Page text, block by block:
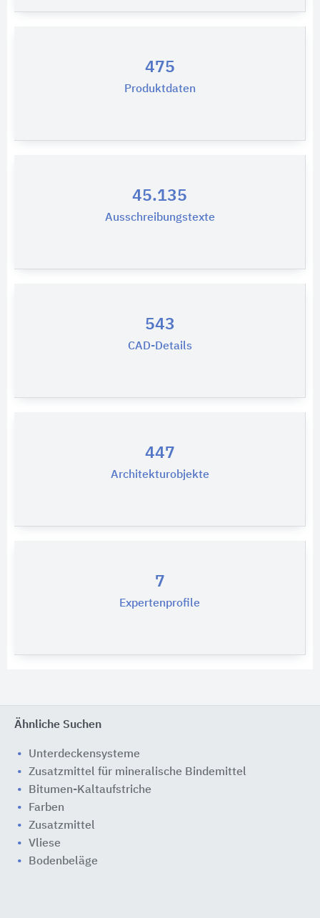
475
Produktdaten
45.135
Ausschreibungstexte
543
CAD-Details
447
Architekturobjekte
7
Expertenprofile
Ähnliche Suchen
Unterdeckensysteme
Zusatzmittel für mineralische Bindemittel
Bitumen-Kaltaufstriche
Farben
Zusatzmittel
Vliese
Bodenbeläge